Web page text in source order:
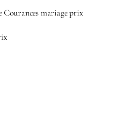
Courances mariage prix